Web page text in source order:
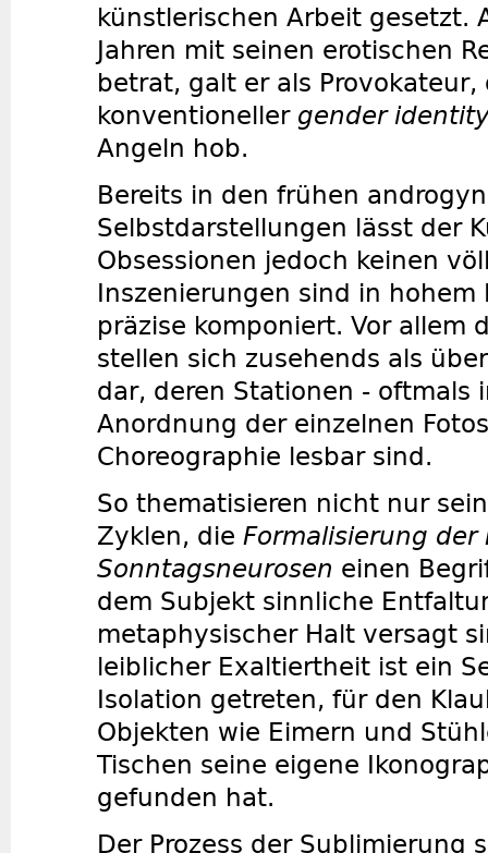
künstlerischen Arbeit gesetzt.
Jahren mit seinen erotischen
betrat, galt er als Provokateur,
konventioneller gender
Angeln hob.
Bereits in den frühen
Selbstdarstellungen lässt der
Obsessionen jedoch keinen
Inszenierungen sind in hohem
präzise komponiert. Vor allem
stellen sich zusehends als
dar, deren Stationen - oftmals
Anordnung der einzelnen
Choreographie lesbar sind.
So thematisieren nicht nur
Zyklen, die Formalisierung der
Sonntagsneurosen einen
dem Subjekt sinnliche
metaphysischer Halt versagt
leiblicher Exaltiertheit ist ein
Isolation getreten, für den
Objekten wie Eimern und
Tischen seine eigene
gefunden hat.
Der Prozess der Sublimierung